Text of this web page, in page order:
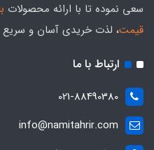
سعی نموده تا با ارائه محصولات
قیمت، لذت خریدی آسان و سریع
ارتباط با ما
021-88490380
info@namitahrir.com